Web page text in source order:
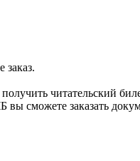
заказ.
читательский
сможете заказать